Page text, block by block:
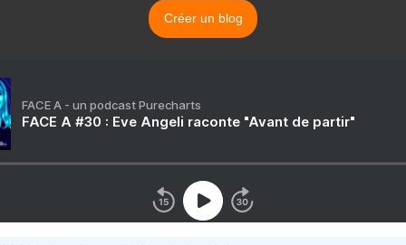
Créer un blog
FACE A - un podcast Purecharts
FACE A #30 : Eve Angeli raconte "Avant de partir"